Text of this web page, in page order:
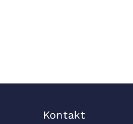
Kontakt